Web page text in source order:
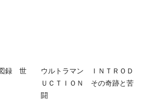
録 世
ウルトラマン ＩＮＴＲＯＤ
ＵＣＴＩＯＮ その奇跡と苦
闘